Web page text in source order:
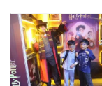
la UGEL 2